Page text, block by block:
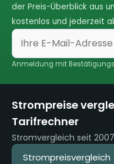
der Preis-Überblick aus
kostenlos und jederzeit
Anmeldung mit
Strompreise
Tarifrechner
Stromvergleich seit 2007
Strompreisvergleich